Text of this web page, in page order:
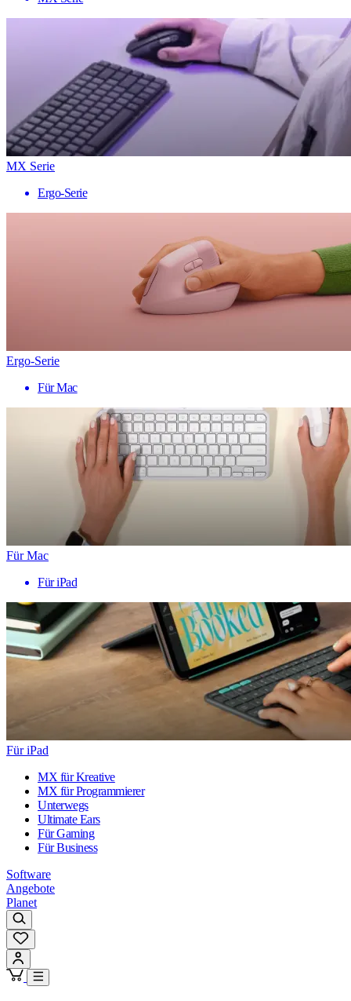
MX Serie
Ergo-Serie
Ergo-Serie
Für Mac
Für Mac
Für iPad
Für iPad
MX für Kreative
MX für Programmierer
Unterwegs
Ultimate Ears
Für Gaming
Für Business
Software
Angebote
Planet